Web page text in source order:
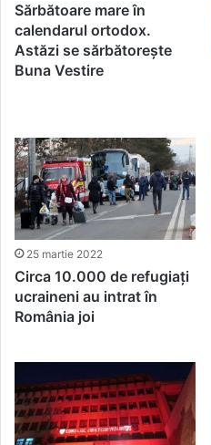
Sărbătoare mare în
calendarul ortodox.
Astăzi se sărbătorește
Buna Vestire
25 martie 2022
Circa 10.000 de refugiați
ucraineni au intrat în
România joi